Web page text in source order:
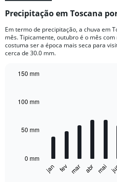
Precipitação em Toscana
Em termo de precipitação, a chuva em
mês. Tipicamente, outubro é o mês
costuma ser a época mais seca para
cerca de 30.0 mm.
with
The
jan fev mar abr mai
0 mm
50 mm
100 mm
150 mm